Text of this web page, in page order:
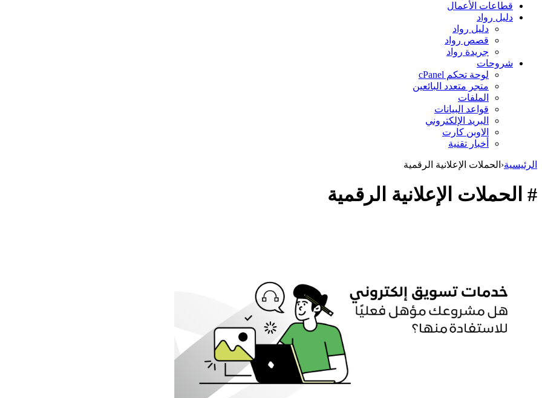
قطاعات الأعمال
دليل رواد
دليل رواد
قصص رواد
جريدة رواد
شروحات
لوحة تحكم cPanel
متجر متعدد البائعين
الملفات
قواعد البيانات
البريد الإلكتروني
الاوبن كارت
أخبار تقنية
الرئيسية‹ الحملات الإعلانية الرقمية
# الحملات الإعلانية الرقمية